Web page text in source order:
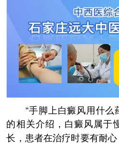
“手脚上白癜风用什么
的相关介绍，白癜风属于
长，患者在治疗时要有耐心